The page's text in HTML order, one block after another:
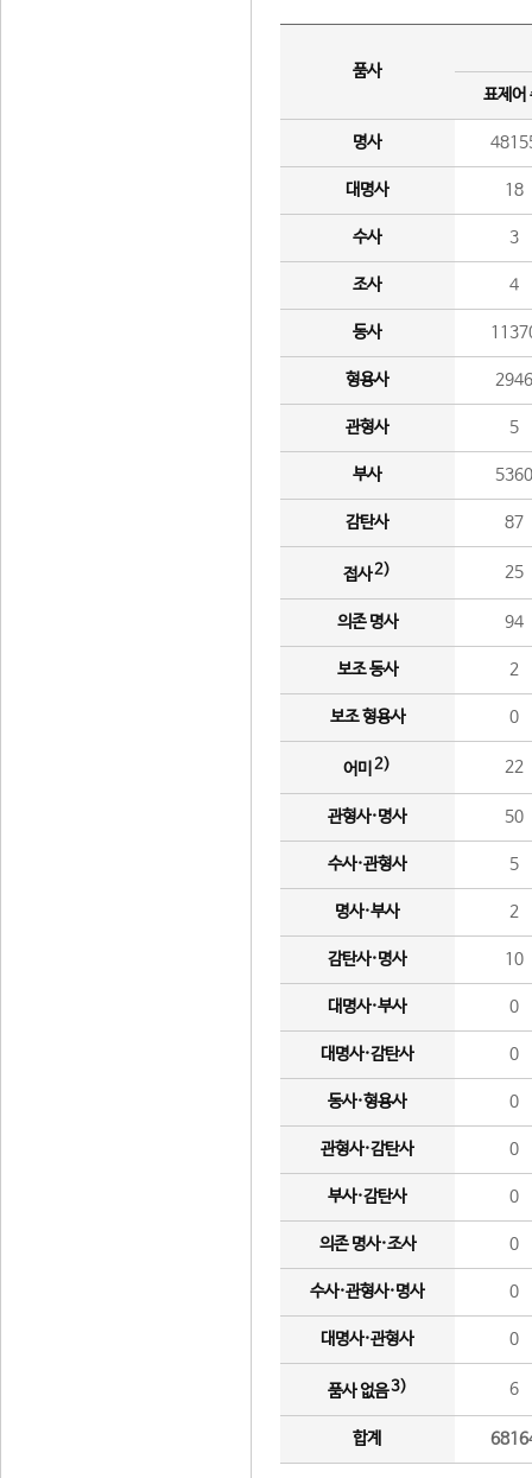
품사
표제어
명사
대명사 18
수사 3
조사 4
동사
형용사 2946
관형사 5
부사 5360
감탄사 87
접사2) 25
의존 명사 94
보조 동사 2
보조 형용사 0
어미 2) 22
관형사·명사 50
수사·관형사 5
명사·부사 2
감탄사·명사 10
대명사·부사 0
대명사·감탄사 0
동사·형용사 0
관형사·감탄사 0
부사·감탄사 0
의존 명사·조사 0
수사·관형사·명사 0
대명사·관형사 0
품사 없음3) 6
합계